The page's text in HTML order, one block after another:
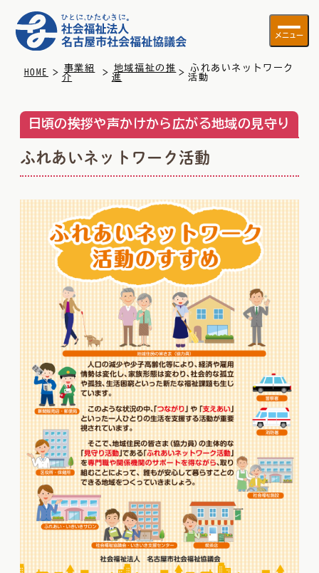
メニュー
HOME >
事業紹
介
>
地域福祉の推
進
>
ふれあいネットワーク
活動
日頃の挨拶や声かけから広がる地域の見守り
ふれあいネットワーク活動